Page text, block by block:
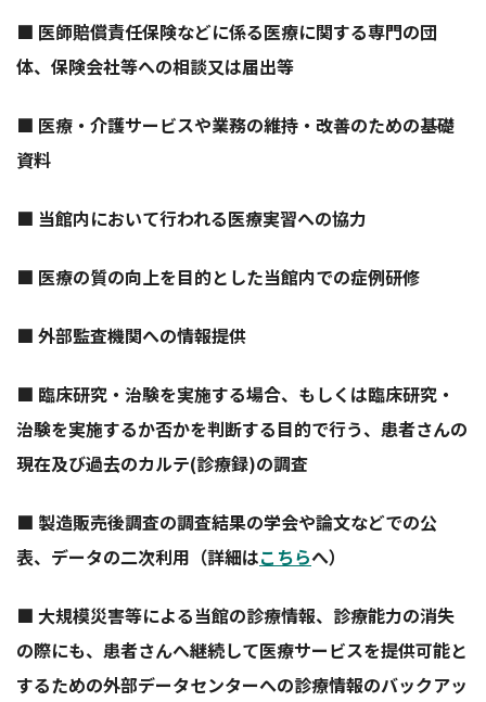
■ 医師賠償責任保険などに係る医療に関する専門の団
体、保険会社等への相談又は届出等
■ 医療・介護サービスや業務の維持・改善のための基礎
資料
■ 当館内において行われる医療実習への協力
■ 医療の質の向上を目的とした当館内での症例研修
■ 外部監査機関への情報提供
■ 臨床研究・治験を実施する場合、もしくは臨床研究・
治験を実施するか否かを判断する目的で行う、患者さんの
現在及び過去のカルテ(診療録)の調査
■ 製造販売後調査の調査結果の学会や論文などでの公
表、データの二次利用（詳細はこちらへ）
■ 大規模災害等による当館の診療情報、診療能力の消失
の際にも、患者さんへ継続して医療サービスを提供可能と
するための外部データセンターへの診療情報のバックアッ